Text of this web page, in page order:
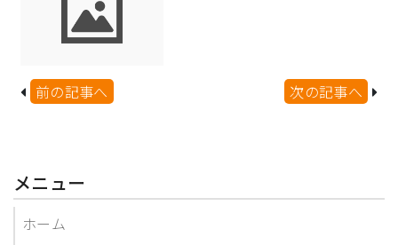
前の記事へ 次の記事へ
メニュー
ホーム